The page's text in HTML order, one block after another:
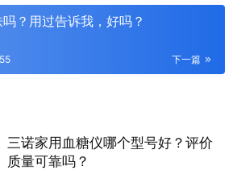
？用过告诉我，好吗？
下一篇
三诺家用血糖仪哪个型号好？评价
质量可靠吗？